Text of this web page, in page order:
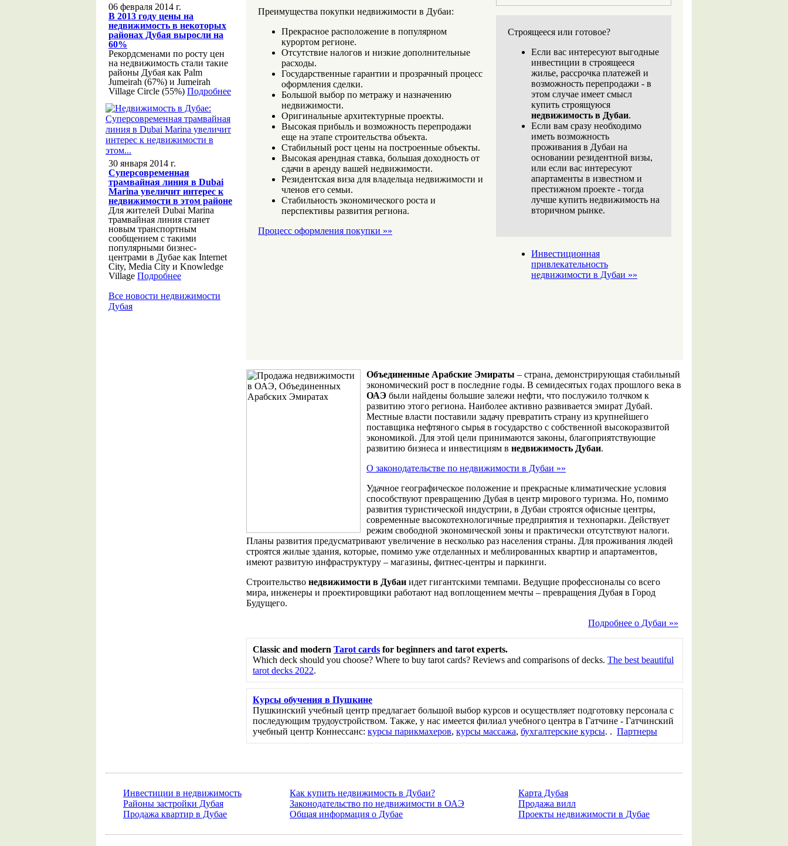
Преимущества покупки недвижимости в Дубаи:
Прекрасное расположение в популярном
курортом регионе.
Отсутствие налогов и низкие дополнительные
расходы.
Государственные гарантии и прозрачный процесс
оформления сделки.
Большой выбор по метражу и назначению
недвижимости.
Оригинальные архитектурные проекты.
Высокая прибыль и возможность перепродажи
еще на этапе строительства объекта.
Стабильный рост цены на построенные объекты.
Высокая арендная ставка, большая доходность от
сдачи в аренду вашей недвижимости.
Резидентская виза для владельца недвижимости и
членов его семьи.
Стабильность экономического роста и
перспективы развития региона.
Процесс оформления покупки »»
Строящееся или готовое?
Если вас интересуют выгодные
инвестиции в строящееся
жилье, рассрочка платежей и
возможность перепродажи - в
этом случае имеет смысл
купить строящуюся
недвижимость в Дубаи.
Если вам сразу необходимо
иметь возможность
проживания в Дубаи на
основании резидентной визы,
или если вас интересуют
апартаменты в известном и
престижном проекте - тогда
лучше купить недвижимость на
вторичном рынке.
Инвестиционная
привлекательность
недвижимости в Дубаи »»
Объединенные Арабские Эмираты – страна, демонстрирующая стабильный
экономический рост в последние годы. В семидесятых годах прошлого века в
ОАЭ были найдены большие залежи нефти, что послужило толчком к
развитию этого региона. Наиболее активно развивается эмират Дубай.
Местные власти поставили задачу превратить страну из крупнейшего
поставщика нефтяного сырья в государство с собственной высокоразвитой
экономикой. Для этой цели принимаются законы, благоприятствующие
развитию бизнеса и инвестициям в недвижимость Дубаи.
О законодательстве по недвижимости в Дубаи »»
Удачное географическое положение и прекрасные климатические условия
способствуют превращению Дубая в центр мирового туризма. Но, помимо
развития туристической индустрии, в Дубаи строятся офисные центры,
современные высокотехнологичные предприятия и технопарки. Действует
режим свободной экономической зоны и практически отсутствуют налоги.
Планы развития предусматривают увеличение в несколько раз населения страны. Для проживания людей
строятся жилые здания, которые, помимо уже отделанных и меблированных квартир и апартаментов,
имеют развитую инфраструктуру – магазины, фитнес-центры и паркинги.
Строительство недвижимости в Дубаи идет гигантскими темпами. Ведущие профессионалы со всего
мира, инженеры и проектировщики работают над воплощением мечты – превращения Дубая в Город
Будущего.
Подробнее о Дубаи »»
Classic and modern Tarot cards for beginners and tarot experts.
Which deck should you choose? Where to buy tarot cards? Reviews and comparisons of decks. The best beautiful
tarot decks 2022.
Курсы обучения в Пушкине
Пушкинский учебный центр предлагает большой выбор курсов и осуществляет подготовку персонала с
последующим трудоустройством. Также, у нас имеется филиал учебного центра в Гатчине - Гатчинский
учебный центр Коннессанс: курсы парикмахеров, курсы массажа, бухгалтерские курсы. . Партнеры
06 февраля 2014 г.
В 2013 году цены на
недвижимость в некоторых
районах Дубая выросли на
60%
Рекордсменами по росту цен
на недвижимость стали такие
районы Дубая как Palm
Jumeirah (67%) и Jumeirah
Village Circle (55%) Подробнее
30 января 2014 г.
Суперсовременная
трамвайная линия в Dubai
Marina увеличит интерес к
недвижимости в этом районе
Для жителей Dubai Marina
трамвайная линия станет
новым транспортным
сообщением с такими
популярными бизнес-
центрами в Дубае как Internet
City, Media City и Knowledge
Village Подробнее
Все новости недвижимости
Дубая
Инвестиции в недвижимость
Районы застройки Дубая
Продажа квартир в Дубае
Как купить недвижимость в Дубаи?
Законодательство по недвижимости в ОАЭ
Общая информация о Дубае
Карта Дубая
Продажа вилл
Проекты недвижимости в Дубае